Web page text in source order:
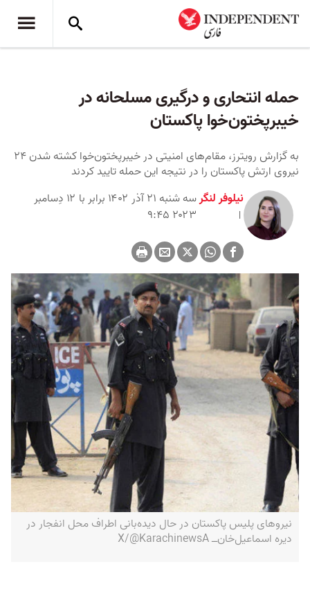
حمله انتحاری و درگیری مسلحانه در
خیبرپختون‌خوا پاکستان
به گزارش رویترز، مقام‌های امنیتی در خیبرپختون‌خوا کشته شدن ۲۴
نیروی ارتش پاکستان را در نتیجه این حمله تایید کردند
نیلوفر لنگر
سه شنبه ۲۱ آذر ۱۴۰۲ برابر با ۱۲ دِسامبر
۲۰۲۳ ۹:۴۵
نیروهای پلیس پاکستان در حال دیده‌بانی اطراف محل انفجار در
دیره اسماعیل‌خان‌ــ X/@KarachinewsA